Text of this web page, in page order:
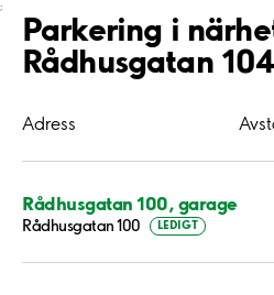
;
Parkering i
Rådhusgatan 104
Adress
Rådhusgatan 100, garage
Rådhusgatan 100 LEDIGT